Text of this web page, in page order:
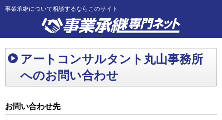
事業承継について相談するならこのサイト
アートコンサルタント丸山事務所
へのお問い合わせ
お問い合わせ先